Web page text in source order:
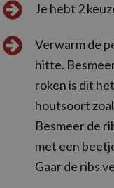
Je hebt 2
Verwarm de
hitte.
roken is dit
houtsoort
Besmeer de
met een
Gaar de ribs